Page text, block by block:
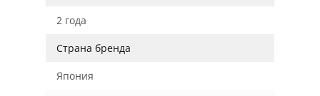
2 года
Страна бренда
Япония